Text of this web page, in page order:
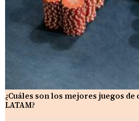
¿Cuáles son los mejores juegos de
LATAM?